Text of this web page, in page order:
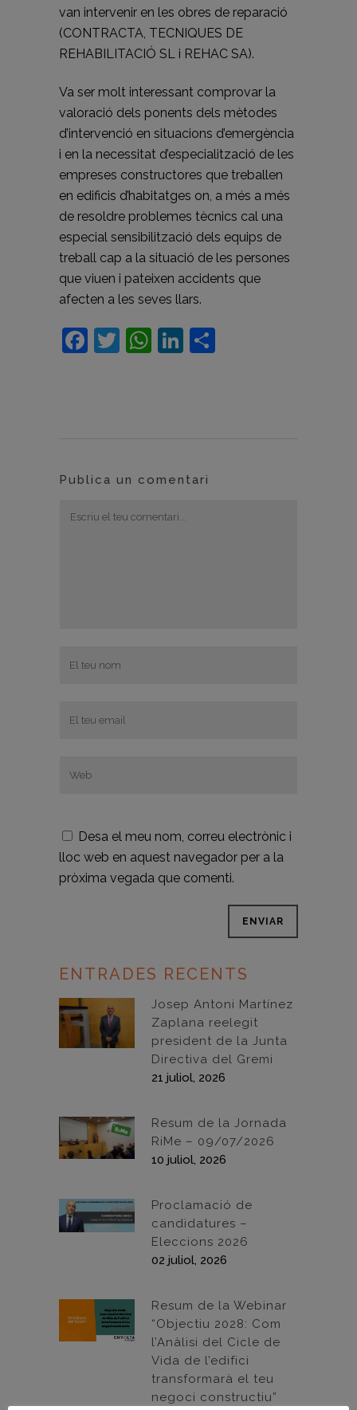
van intervenir en les obres de reparació
(CONTRACTA, TECNIQUES DE
REHABILITACIÓ SL i REHAC SA).
Va ser molt interessant comprovar la
valoració dels ponents dels mètodes
d’intervenció en situacions d’emergència
i en la necessitat d’especialització de les
empreses constructores que treballen
en edificis d’habitatges on, a més a més
de resoldre problemes tècnics cal una
especial sensibilització dels equips de
treball cap a la situació de les persones
que viuen i pateixen accidents que
afecten a les seves llars.
Facebook
Twitter
WhatsApp
LinkedIn
Publica un comentari
Desa el meu nom, correu electrònic i
lloc web en aquest navegador per a la
pròxima vegada que comenti.
ENTRADES RECENTS
Josep Antoni Martínez
Zaplana reelegit
president de la Junta
Directiva del Gremi
21 juliol, 2026
Resum de la Jornada
RiMe – 09/07/2026
10 juliol, 2026
Proclamació de
candidatures –
Eleccions 2026
02 juliol, 2026
Resum de la Webinar
“Objectiu 2028: Com
l’Anàlisi del Cicle de
Vida de l’edifici
transformarà el teu
negoci constructiu”